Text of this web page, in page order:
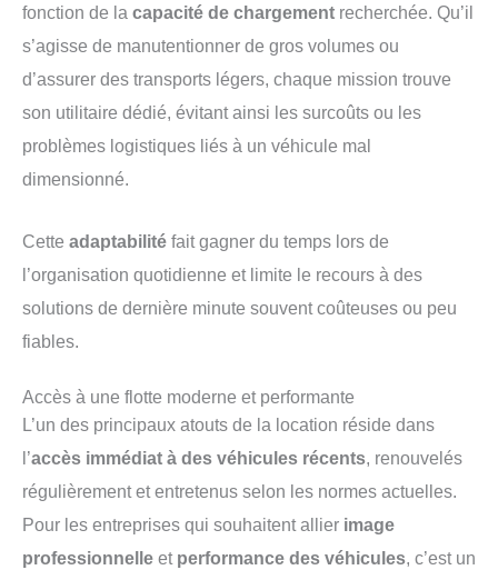
fonction de la capacité de chargement recherchée. Qu’il
s’agisse de manutentionner de gros volumes ou
d’assurer des transports légers, chaque mission trouve
son utilitaire dédié, évitant ainsi les surcoûts ou les
problèmes logistiques liés à un véhicule mal
dimensionné.
Cette adaptabilité fait gagner du temps lors de
l’organisation quotidienne et limite le recours à des
solutions de dernière minute souvent coûteuses ou peu
fiables.
Accès à une flotte moderne et performante
L’un des principaux atouts de la location réside dans
l’accès immédiat à des véhicules récents, renouvelés
régulièrement et entretenus selon les normes actuelles.
Pour les entreprises qui souhaitent allier image
professionnelle et performance des véhicules, c’est un